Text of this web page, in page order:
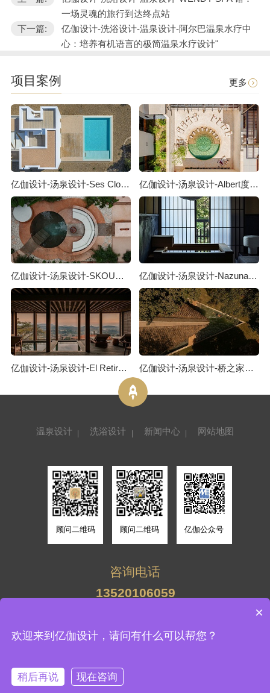
一场灵魂的旅行到达终点站
下一篇:
亿伽设计-洗浴设计-温泉设计-阿尔巴温泉水疗中
心：培养有机语言的极简温泉水疗设计"
项目案例 更多
亿伽设计-汤泉设计-Ses Clotades泳池度假屋：关于对立关系的对话 亿伽设计-汤泉设计-Albert度假酒店：藏于老街之后的静谧酒店
亿伽设计-汤泉设计-SKOURA泳池度假屋：从摩洛哥斯库拉沙漠汲取灵感 亿伽设计-汤泉设计-Nazuna Kyoto町屋酒店：记忆与生活方式的物质载体
亿伽设计-汤泉设计-El Retiro Spa馆：建筑摒弃了“立面”的概念 亿伽设计-汤泉设计-桥之家汤泉度假屋：逆境往往会催生创新
温泉设计 洗浴设计 新闻中心 网站地图
顾问二维码 顾问二维码 亿伽公众号
咨询电话
13701156952
13520106059
北京亿伽建筑环境设计有限公司 版权所有
首页 电话咨询
×
欢迎来到亿伽设计，请问有什么可以帮您？
稍后再说
现在咨询
案例查看